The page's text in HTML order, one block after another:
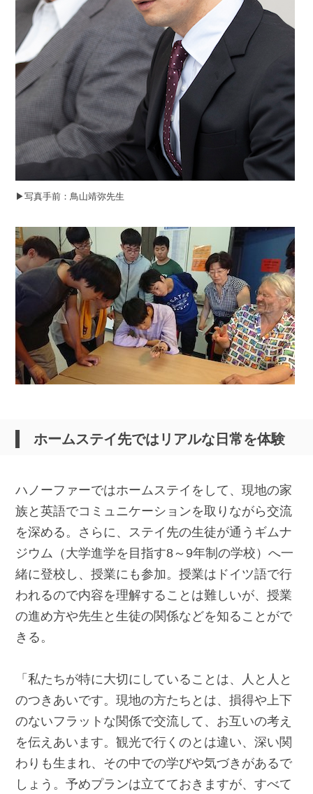
▶︎写真手前：鳥山靖弥先生
ホームステイ先ではリアルな日常を体験
ハノーファーではホームステイをして、現地の家
族と英語でコミュニケーションを取りながら交流
を深める。さらに、ステイ先の生徒が通うギムナ
ジウム（大学進学を目指す8～9年制の学校）へ一
緒に登校し、授業にも参加。授業はドイツ語で行
われるので内容を理解することは難しいが、授業
の進め方や先生と生徒の関係などを知ることがで
きる。
「私たちが特に大切にしていることは、人と人と
のつきあいです。現地の方たちとは、損得や上下
のないフラットな関係で交流して、お互いの考え
を伝えあいます。観光で行くのとは違い、深い関
わりも生まれ、その中での学びや気づきがあるで
しょう。予めプランは立てておきますが、すべて